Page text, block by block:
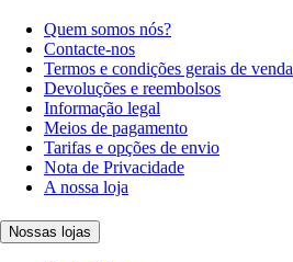
Quem somos nós?
Contacte-nos
Termos e condições gerais de venda
Devoluções e reembolsos
Informação legal
Meios de pagamento
Tarifas e opções de envio
Nota de Privacidade
A nossa loja
Nossas lojas